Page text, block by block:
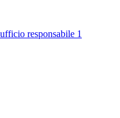
responsabile 1